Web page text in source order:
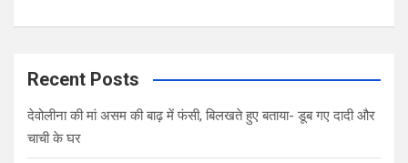
Recent Posts
देवोलीना की मां असम की बाढ़ में फंसी, बिलखते हुए बताया- डूब गए दादी और
चाची के घर